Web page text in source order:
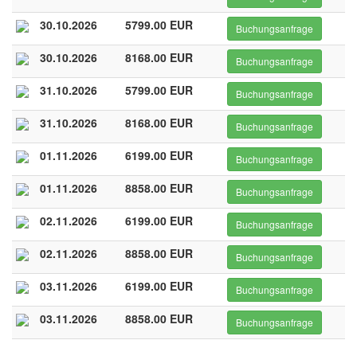
30.10.2026 5799.00 EUR Buchungsanfrage
30.10.2026 8168.00 EUR Buchungsanfrage
31.10.2026 5799.00 EUR Buchungsanfrage
31.10.2026 8168.00 EUR Buchungsanfrage
01.11.2026 6199.00 EUR Buchungsanfrage
01.11.2026 8858.00 EUR Buchungsanfrage
02.11.2026 6199.00 EUR Buchungsanfrage
02.11.2026 8858.00 EUR Buchungsanfrage
03.11.2026 6199.00 EUR Buchungsanfrage
03.11.2026 8858.00 EUR Buchungsanfrage